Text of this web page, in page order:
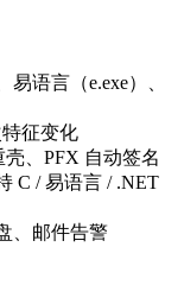
语言（e.exe）、
征变化
、PFX 自动签名
C / 易语言 / .NET
、邮件告警